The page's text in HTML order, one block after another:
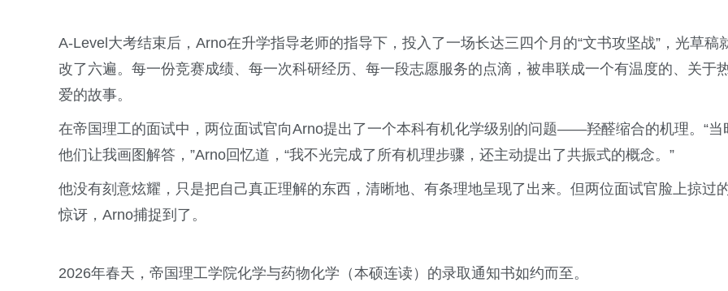
A-Level大考结束后，Arno在升学指导老师的指导下，投入了一场长达三四个月的“文书攻坚战”，光草稿
改了六遍。每一份竞赛成绩、每一次科研经历、每一段志愿服务的点滴，被串联成一个有温度的、关于
爱的故事。
在帝国理工的面试中，两位面试官向Arno提出了一个本科有机化学级别的问题——羟醛缩合的机理。“当
他们让我画图解答，”Arno回忆道，“我不光完成了所有机理步骤，还主动提出了共振式的概念。”
他没有刻意炫耀，只是把自己真正理解的东西，清晰地、有条理地呈现了出来。但两位面试官脸上掠过
惊讶，Arno捕捉到了。
2026年春天，帝国理工学院化学与药物化学（本硕连读）的录取通知书如约而至。